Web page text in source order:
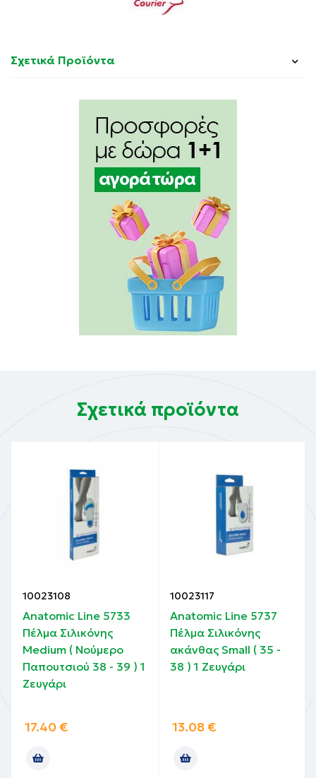
Σχετικά Προϊόντα
Σχετικά προϊόντα
10023108
Anatomic Line 5733
Πέλμα Σιλικόνης
Medium ( Νούμερο
Παπουτσιού 38 - 39 ) 1
Ζευγάρι
17.40 €
10023117
Anatomic Line 5737
Πέλμα Σιλικόνης
ακάνθας Small ( 35 -
38 ) 1 Zευγάρι
13.08 €